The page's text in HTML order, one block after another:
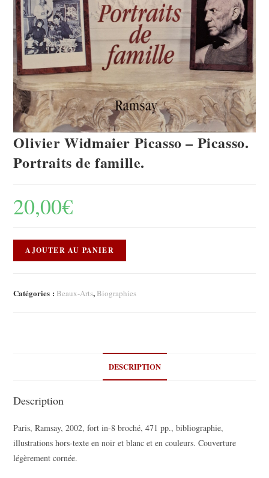
Olivier Widmaier Picasso – Picasso.
Portraits de famille.
20,00€
AJOUTER AU PANIER
Catégories : Beaux-Arts, Biographies
DESCRIPTION
Description
Paris, Ramsay, 2002, fort in-8 broché, 471 pp., bibliographie,
illustrations hors-texte en noir et blanc et en couleurs. Couverture
légèrement cornée.